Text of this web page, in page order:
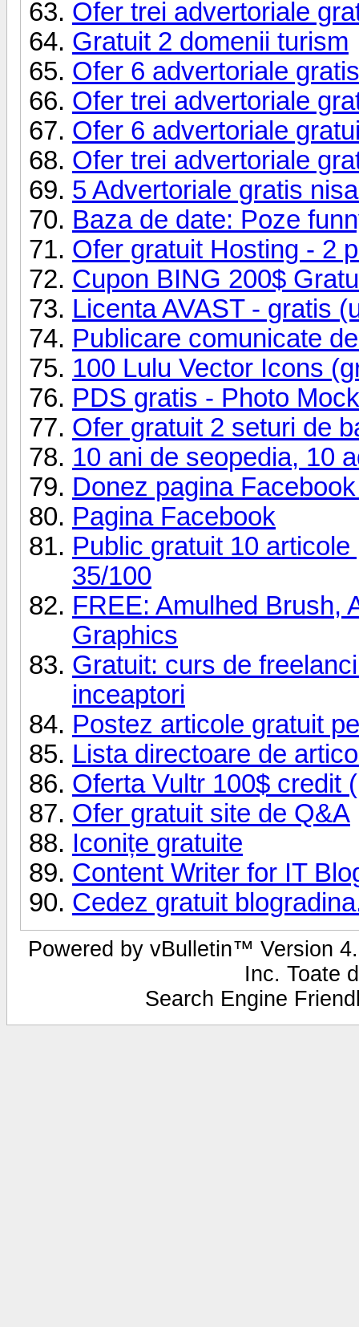
Ofer trei advertoriale
Gratuit 2 domenii turism
Ofer 6 advertoriale gratis
Ofer trei advertoriale
Ofer 6 advertoriale
Ofer trei advertoriale
5 Advertoriale gratis
Baza de date: Poze
Ofer gratuit Hosting - 2
Cupon BING 200$
Licenta AVAST - gratis
Publicare comunicate
100 Lulu Vector Icons
PDS gratis - Photo
Ofer gratuit 2 seturi de
10 ani de seopedia, 10
Donez pagina
Pagina Facebook
Public gratuit 10
35/100
FREE: Amulhed Brush,
Graphics
Gratuit: curs de
inceaptori
Postez articole gratuit
Lista directoare de
Oferta Vultr 100$ credit
Ofer gratuit site de Q&A
Iconițe gratuite
Content Writer for IT
Cedez gratuit
Powered by vBulletin™ Version
Inc. Toate
Search Engine